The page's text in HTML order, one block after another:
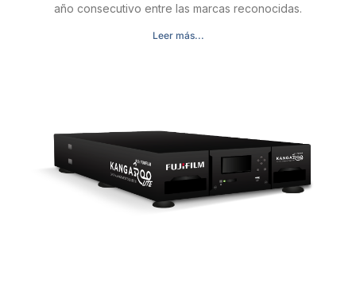
año consecutivo entre las marcas reconocidas.
Leer más...